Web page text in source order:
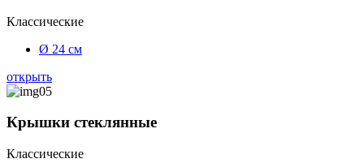
Классические
Ø 24 см
открыть
Крышки стеклянные
Классические